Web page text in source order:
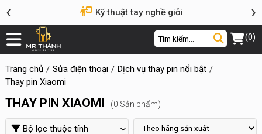
Kỹ thuật tay nghề giỏi
‹ ›
(0)
Trang chủ Sửa điện thoại
Dịch vụ thay pin nổi bật
Thay pin Xiaomi
THAY PIN XIAOMI (0 Sản phẩm)
Bộ lọc thuộc tính